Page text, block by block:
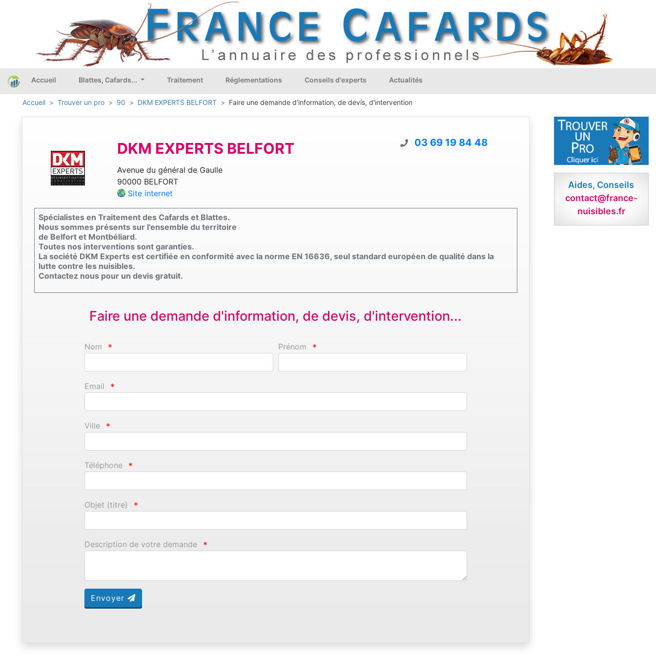
Accueil Blattes, Cafards... Traitement Réglementations Conseils d'experts Actualités
Accueil Trouver un pro 90 DKM EXPERTS BELFORT Faire une demande d'information, de devis, d'intervention
DKM EXPERTS BELFORT
Avenue du général de Gaulle
90000 BELFORT
Site internet
03 69 19 84 48
Spécialistes en Traitement des Cafards et Blattes.
Nous sommes présents sur l'ensemble du territoire
de Belfort et Montbéliard.
Toutes nos interventions sont garanties.
La société DKM Experts est certifiée en conformité avec la norme EN 16636, seul standard européen de qualité dans la
lutte contre les nuisibles.
Contactez nous pour un devis gratuit.
Faire une demande d'information, de devis, d'intervention...
Nom * Prénom *
Email *
Ville *
Téléphone *
Objet (titre) *
Description de votre demande *
Envoyer
Aides, Conseils
contact@france-
nuisibles.fr